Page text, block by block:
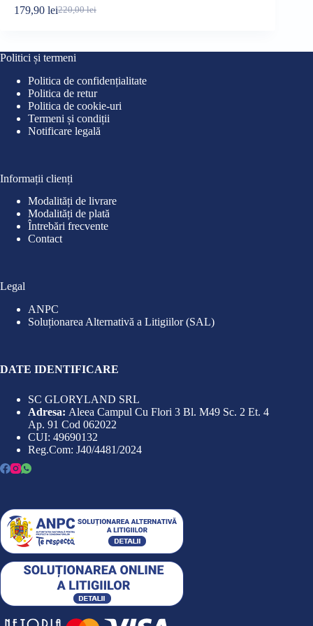
220,00lei
Prețul
fost:
220,00 lei.
179,90 leiPrețul
179,90 lei.
Politici și termeni
Politica de confidențialitate
Politica de retur
Politica de cookie-uri
Termeni și condiții
Notificare legală
Informații clienți
Modalități de livrare
Modalități de plată
Întrebări frecvente
Contact
Legal
ANPC
Soluționarea Alternativă a Litigiilor (SAL)
DATE IDENTIFICARE
SC GLORYLAND SRL
Adresa: Aleea Campul Cu Flori 3 Bl. M49 Sc. 2 Et. 4
Ap. 91 Cod 062022
CUI: 49690132
Reg.Com: J40/4481/2024